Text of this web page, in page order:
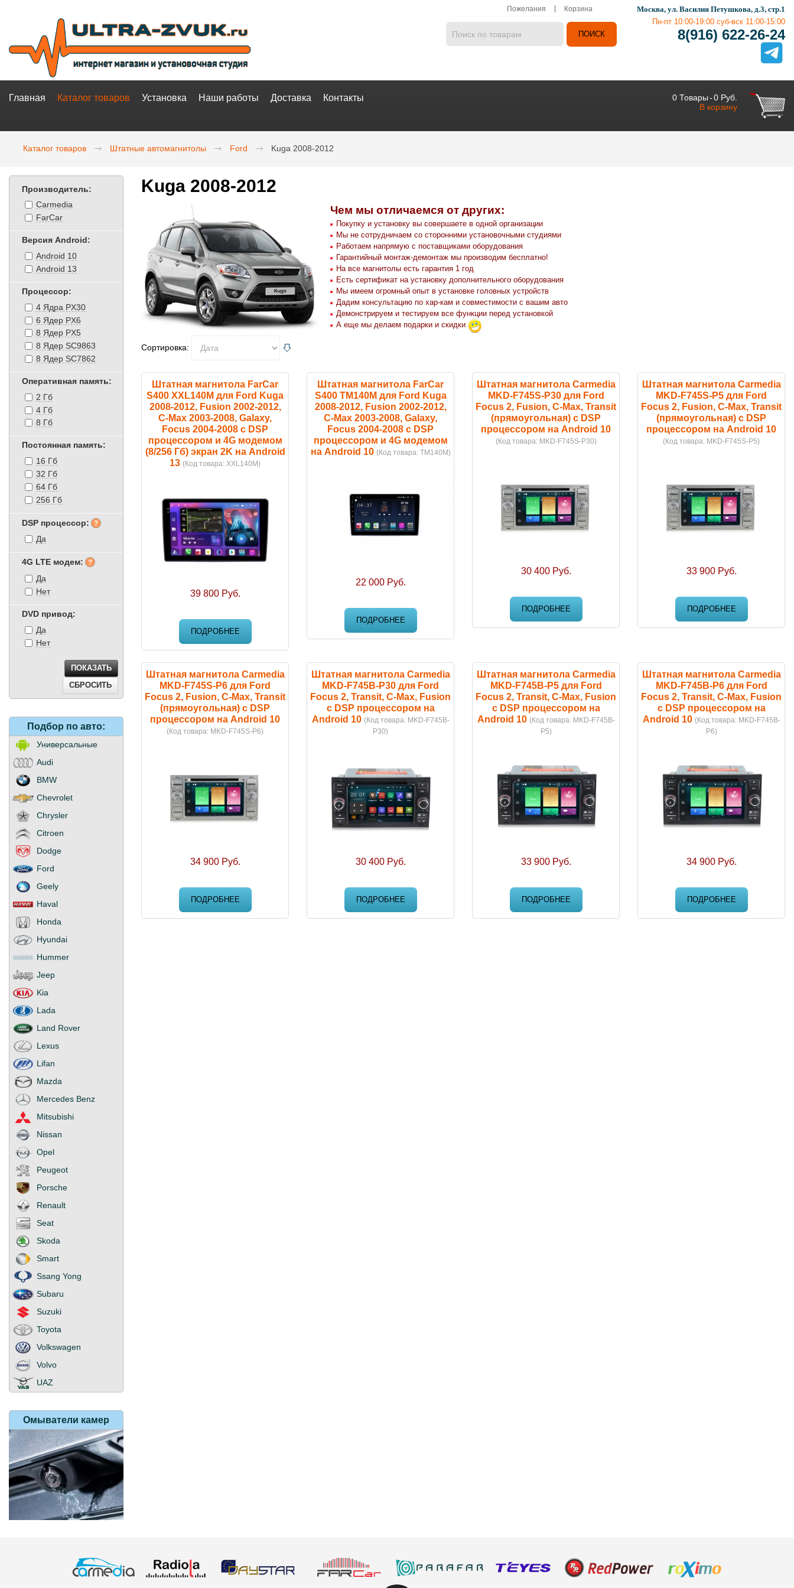
Москва, ул. Василия Петушкова, д.3, стр.1
Пожелания Корзина
Пн-пт 10:00-19:00 суб-вск 11:00-15:00
8(916) 622-26-24
Главная Каталог товаров Установка Наши работы Доставка Контакты 0 Товары-0 Руб.
В корзину
Каталог товаров Штатные автомагнитолы Ford Kuga 2008-2012
Kuga 2008-2012
Чем мы отличаемся от других:
Покупку и установку вы совершаете в одной организации
Мы не сотрудничаем со сторонними установочными студиями
Работаем напрямую с поставщиками оборудования
Гарантийный монтаж-демонтаж мы производим бесплатно!
На все магнитолы есть гарантия 1 год
Есть сертификат на установку дополнительного оборудования
Мы имеем огромный опыт в установке головных устройств
Дадим консультацию по хар-кам и совместимости с вашим авто
Демонстрируем и тестируем все функции перед установкой
А еще мы делаем подарки и скидки
Сортировка:
Штатная магнитола FarCar
S400 XXL140M для Ford Kuga
2008-2012, Fusion 2002-2012,
C-Max 2003-2008, Galaxy,
Focus 2004-2008 с DSP
процессором и 4G модемом
(8/256 Гб) экран 2K на Android
13 (Код товара: XXL140M)
39 800 Руб.
ПОДРОБНЕЕ
Штатная магнитола FarCar
S400 TM140M для Ford Kuga
2008-2012, Fusion 2002-2012,
C-Max 2003-2008, Galaxy,
Focus 2004-2008 с DSP
процессором и 4G модемом
на Android 10 (Код товара: TM140M)
22 000 Руб.
ПОДРОБНЕЕ
Штатная магнитола Carmedia
MKD-F745S-P30 для Ford
Focus 2, Fusion, C-Max, Transit
(прямоугольная) с DSP
процессором на Android 10
(Код товара: MKD-F745S-P30)
30 400 Руб.
ПОДРОБНЕЕ
Штатная магнитола Carmedia
MKD-F745S-P5 для Ford
Focus 2, Fusion, C-Max, Transit
(прямоугольная) с DSP
процессором на Android 10
(Код товара: MKD-F745S-P5)
33 900 Руб.
ПОДРОБНЕЕ
Штатная магнитола Carmedia
MKD-F745S-P6 для Ford
Focus 2, Fusion, C-Max, Transit
(прямоугольная) с DSP
процессором на Android 10
(Код товара: MKD-F745S-P6)
34 900 Руб.
ПОДРОБНЕЕ
Штатная магнитола Carmedia
MKD-F745B-P30 для Ford
Focus 2, Transit, C-Max, Fusion
с DSP процессором на
Android 10 (Код товара: MKD-F745B-
P30)
30 400 Руб.
ПОДРОБНЕЕ
Штатная магнитола Carmedia
MKD-F745B-P5 для Ford
Focus 2, Transit, C-Max, Fusion
с DSP процессором на
Android 10 (Код товара: MKD-F745B-
P5)
33 900 Руб.
ПОДРОБНЕЕ
Штатная магнитола Carmedia
MKD-F745B-P6 для Ford
Focus 2, Transit, C-Max, Fusion
с DSP процессором на
Android 10 (Код товара: MKD-F745B-
P6)
34 900 Руб.
ПОДРОБНЕЕ
Производитель:
Carmedia
FarCar
Версия Android:
Android 10
Android 13
Процессор:
4 Ядра PX30
6 Ядер PX6
8 Ядер PX5
8 Ядер SC9863
8 Ядер SC7862
Оперативная память:
2 Гб
4 Гб
8 Гб
Постоянная память:
16 Гб
32 Гб
64 Гб
256 Гб
DSP процессор:
Да
4G LTE модем:
Да
Нет
DVD привод:
Да
Нет
Подбор по авто:
Универсальные
Audi
BMW
Chevrolet
Chrysler
Citroen
Dodge
Ford
Geely
Haval
Honda
Hyundai
Hummer
Jeep
Kia
Lada
Land Rover
Lexus
Lifan
Mazda
Mercedes Benz
Mitsubishi
Nissan
Opel
Peugeot
Porsche
Renault
Seat
Skoda
Smart
Ssang Yong
Subaru
Suzuki
Toyota
Volkswagen
Volvo
UAZ
Омыватели камер